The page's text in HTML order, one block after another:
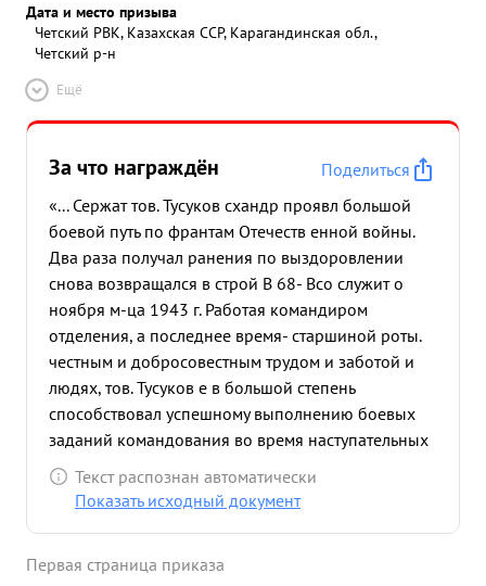
Дата и место призыва
Четский РВК, Казахская ССР, Карагандинская обл.,
Четский р-н
Ещё
За что награждён
Поделиться
«... Сержат тов. Тусуков схандр проявл большой
боевой путь по франтам Отечеств енной войны.
Два раза получал ранения по выздоровлении
снова возвращался в строй В 68- Всо служит о
ноября м-ца 1943 г. Работая командиром
отделения, а последнее время- старшиной роты.
честным и добросовестным трудом и заботой и
людях, тов. Тусуков е в большой степень
способствовал успешному выполнению боевых
заданий командования во время наступательных
операций по Берлин, за образцовое выполнения
боевых заданий команд ования и проявленную
Текст распознан автоматически
Показать исходный документ
Первая страница приказа